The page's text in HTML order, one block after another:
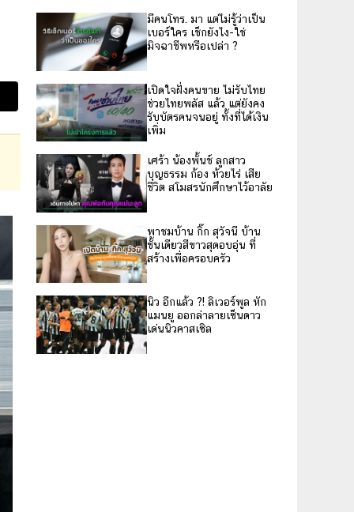
มีคนโทร. มา แต่ไม่รู้ว่าเป็น
เบอร์ใคร เช็กยังไง-ใช่
มิจฉาชีพหรือเปล่า ?
เปิดใจฝั่งคนขาย ไม่รับไทย
ช่วยไทยพลัส แล้ว แต่ยังคง
รับบัตรคนจนอยู่ ทั้งที่ได้เงิน
เพิ่ม
เศร้า น้องพั้นช์ ลูกสาว
บุญธรรม ก้อง ห้วยไร่ เสีย
ชีวิต สโมสรนักศึกษาไว้อาลัย
พาชมบ้าน กิ๊ก สุวัจนี บ้าน
ชั้นเดียวสีขาวสุดอบอุ่น ที่
สร้างเพื่อครอบครัว
นิว อีกแล้ว ?! ลิเวอร์พูล หัก
แมนยู ออกล่าลายเซ็นดาว
เด่นนิวคาสเซิล